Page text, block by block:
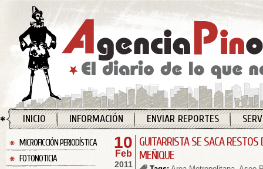
INICIO INFORMACIÓN ENVIAR REPORTES
MICROFICCIÓN PERIODÍSTICA
FOTONOTICIA
10
Feb
2011
GUITARRISTA SE SACA RESTOS
MEÑIQUE